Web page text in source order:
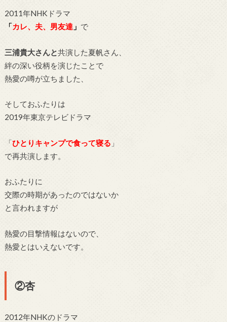
2011年NHKドラマ
「カレ、夫、男友達」 で
三浦貴大さんと共演した夏帆さん、
絆の深い役柄を演じたことで
熱愛の噂が立ちました、
そしておふたりは
2019年東京テレビドラマ
「ひとりキャンプで食って寝る 」
で再共演します。
おふたりに
交際の時期があったのではないか
と言われますが
熱愛の目撃情報はないので、
熱愛とはいえないです。
②杏
2012年NHKのドラマ